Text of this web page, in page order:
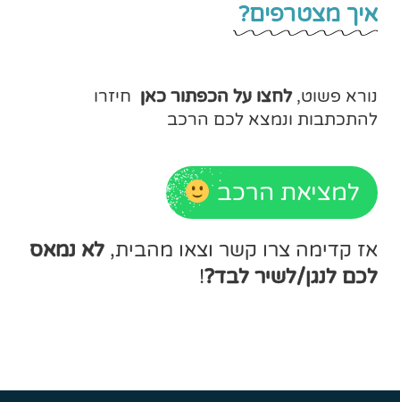
איך מצטרפים?
נורא פשוט,לחצו על הכפתור כאן חיזרו
להתכתבות ונמצא לכם הרכב
למציאת הרכב
אז קדימה צרו קשר וצאו מהבית, לא נמאס
לכם לנגן/לשיר לבד?!